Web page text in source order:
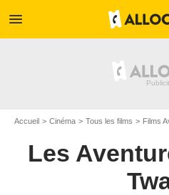
menu
Accueil Cinéma Tous les films Films
Les